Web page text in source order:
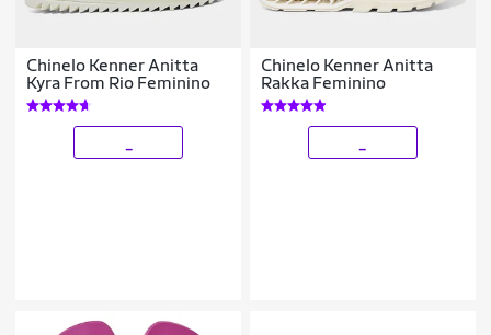
Chinelo Kenner Anitta
Kyra From Rio Feminino
Chinelo Kenner Anitta
Rakka Feminino